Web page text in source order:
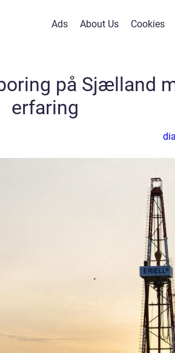
Ads About Us Cookies
på Sjælland
erfaring